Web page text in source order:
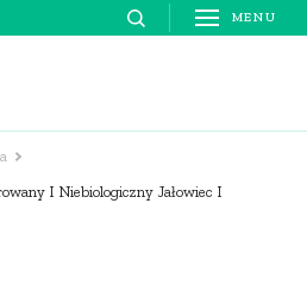
MENU
I Niebiologiczny Jałowiec I